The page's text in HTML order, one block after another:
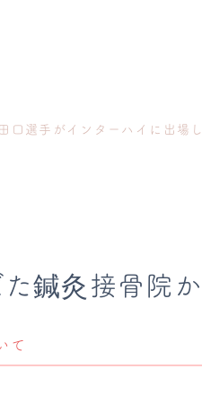
口選手がインターハイに出場
た鍼灸接骨院
て